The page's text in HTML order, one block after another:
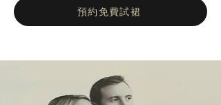
專注創作令人矚目的特色禮服。每一件作品都
展現獨特風格，必定在人群中脫穎而出。
預約免費試裙